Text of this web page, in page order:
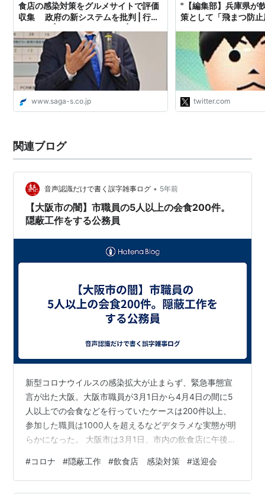
食店の感染対策をグルメサイトで評価
収集 政府の新システムを批判 | 行
聞
www.saga-s.co.jp
"【編集部】兵庫県が
策として「飛まつ防
事について、本紙報
ただいておりますが
ュースです。ご了承
https://t.co/
twitter.com
関連ブログ
音声認識だけで書く誤字雑事ログ • 5年前
【大阪市の闇】市職員の5人以上の会食200件。
隠蔽工作をする公務員
新型コロナウイルスの感染拡大が止まらず、緊急事態宣
言が出た大阪。大阪市職員が3月1日から4月4日の間に5
人以上での会食などを行っていたケースは200件以上、
参加した職員は1000人を超えるなどデタラメな実態が明
らかになった。 大阪市は3月1日、市内の飲食店に午後9
マスク会食」を呼びかけていた。しかし、3月末に大阪市
の高齢施設課職員9人が飲食店で送別会を開催。別の部署
#コロナ #隠蔽工作 #飲食店 感染対策 #送迎会